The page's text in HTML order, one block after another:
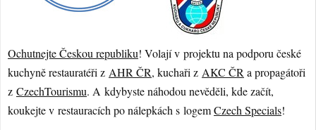
Ochutnejte Českou republiku! Volají v projektu na podporu české
kuchyně restauratéři z AHR ČR, kuchaři z AKC ČR a propagátoři
z CzechTourismu. A kdybyste náhodou nevěděli, kde začít,
koukejte v restauracích po nálepkách s logemCzech Specials!